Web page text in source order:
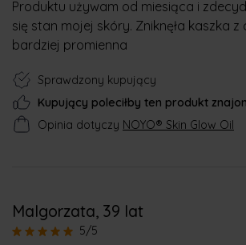
Produktu używam od miesiąca i
się stan mojej skóry. Zniknęła kaszka z
bardziej promienna
Sprawdzony kupujący
Kupujący poleciłby ten produkt
Opinia dotyczy NOYO® Skin Glow Oil
Malgorzata, 39 lat
5/5